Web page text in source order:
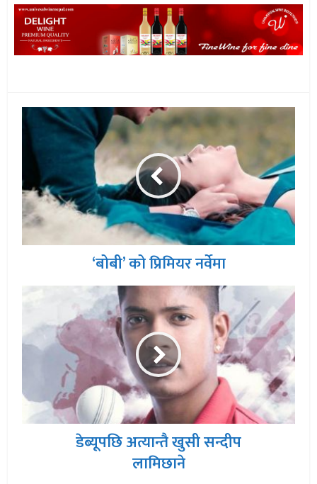
‘बोबी’ को प्रिमियर नर्वेमा
डेब्यूपछि अत्यान्तै खुसी सन्दीप
लामिछाने